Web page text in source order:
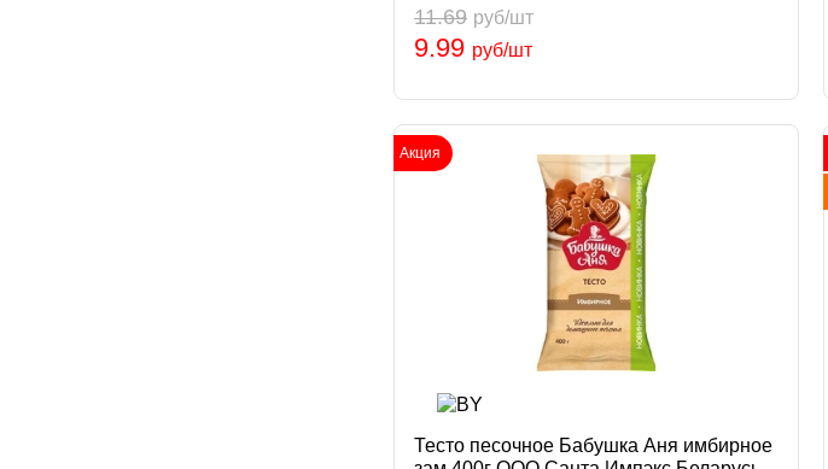
9.99 руб/шт
11.69 руб/шт
Акция
Тесто песочное Бабушка Аня имбирное